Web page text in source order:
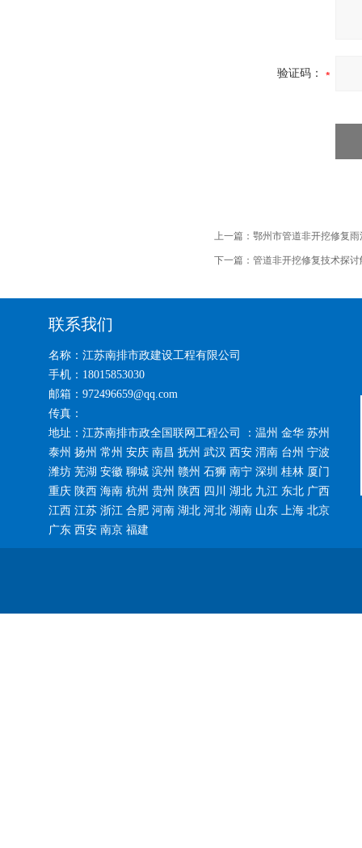
验证码：
上一篇： 鄂州市管道非开挖修复
下一篇： 管道非开挖修复技术探讨
联系我们
名称：江苏南排市政建设工程有限公司
手机：18015853030
邮箱：972496659@qq.com
传真：
地址：江苏南排市政全国联网工程公司 ：温州 金华 苏州
泰州 扬州 常州 安庆 南昌 抚州 武汉 西安 渭南 台州 宁波
潍坊 芜湖 安徽 聊城 滨州 赣州 石狮 南宁 深圳 桂林 厦门
重庆 陕西 海南 杭州 贵州 陕西 四川 湖北 九江 东北 广西
江西 江苏 浙江 合肥 河南 湖北 河北 湖南 山东 上海 北京
广东 西安 南京 福建